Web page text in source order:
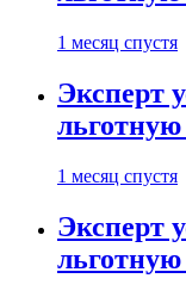
1 месяц спустя
Эксперт
1 месяц спустя
Эксперт